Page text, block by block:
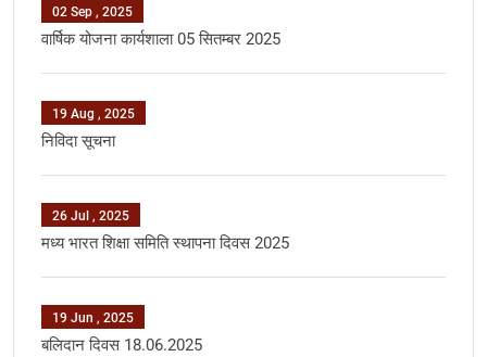
02 Sep , 2025
वार्षिक योजना कार्यशाला 05 सितम्‍बर 2025
19 Aug , 2025
निविदा सूचना
26 Jul , 2025
मध्‍य भारत शिक्षा समिति स्‍थापना दिवस 2025
19 Jun , 2025
बलिदान दिवस 18.06.2025